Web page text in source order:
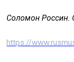
Соломон Россин.
https://